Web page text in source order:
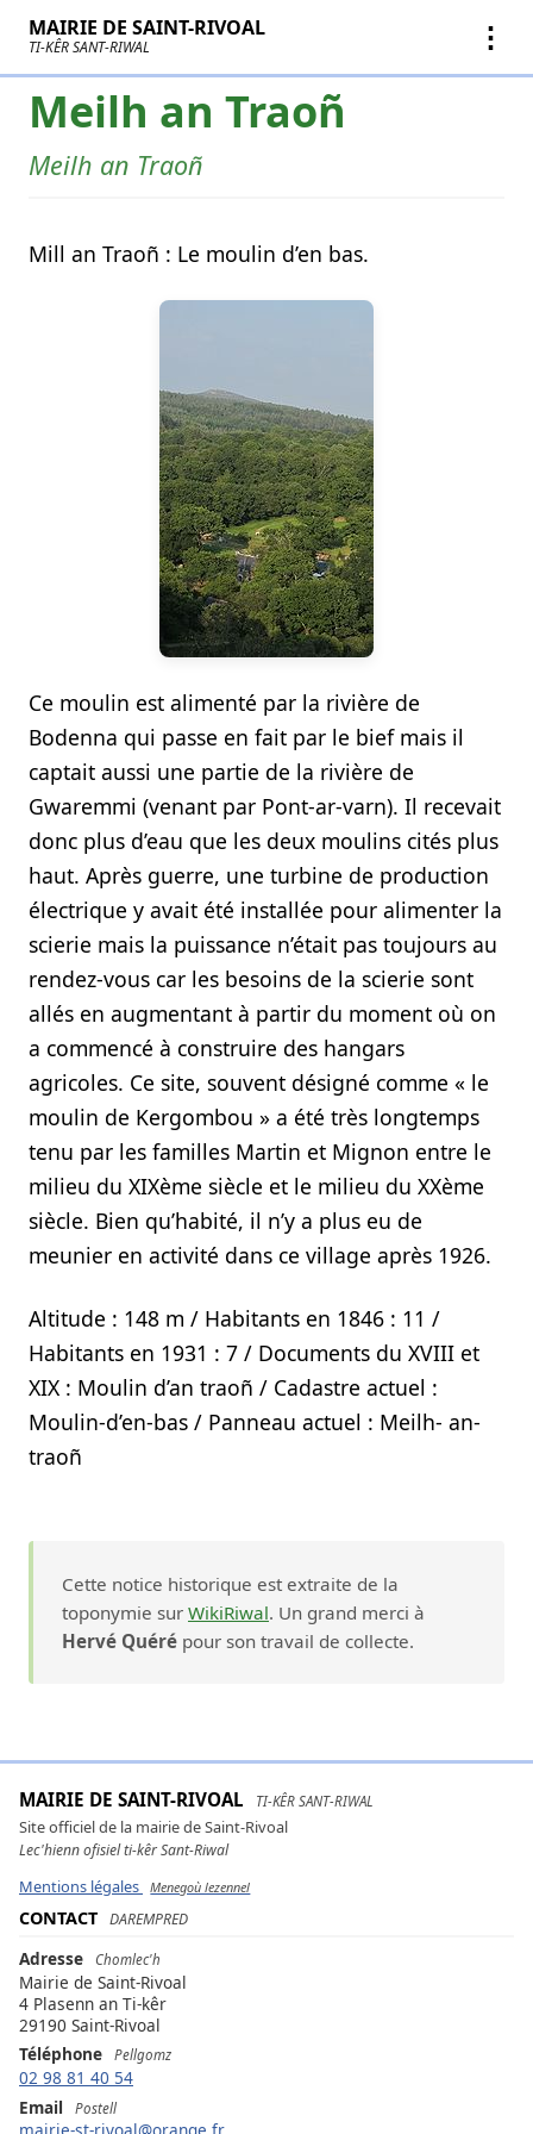
MAIRIE DE SAINT-RIVOAL
TI-KÊR SANT-RIWAL ⋮
Meilh an Traoñ
Meilh an Traoñ
Mill an Traoñ : Le moulin d’en bas.
Ce moulin est alimenté par la rivière de
Bodenna qui passe en fait par le bief mais il
captait aussi une partie de la rivière de
Gwaremmi (venant par Pont-ar-varn). Il recevait
donc plus d’eau que les deux moulins cités plus
haut. Après guerre, une turbine de production
électrique y avait été installée pour alimenter la
scierie mais la puissance n’était pas toujours au
rendez-vous car les besoins de la scierie sont
allés en augmentant à partir du moment où on
a commencé à construire des hangars
agricoles. Ce site, souvent désigné comme « le
moulin de Kergombou » a été très longtemps
tenu par les familles Martin et Mignon entre le
milieu du XIXème siècle et le milieu du XXème
siècle. Bien qu’habité, il n’y a plus eu de
meunier en activité dans ce village après 1926.
Altitude : 148 m / Habitants en 1846 : 11 /
Habitants en 1931 : 7 / Documents du XVIII et
XIX : Moulin d’an traoñ / Cadastre actuel :
Moulin-d’en-bas / Panneau actuel : Meilh- an-
traoñ
Cette notice historique est extraite de la
toponymie sur WikiRiwal. Un grand merci à
Hervé Quéré pour son travail de collecte.
MAIRIE DE SAINT-RIVOAL TI-KÊR SANT-RIWAL
Site officiel de la mairie de Saint-Rivoal
Lec'hienn ofisiel ti-kêr Sant-Riwal
Mentions légales Menegoù lezennel
CONTACT DAREMPRED
Adresse Chomlec'h
Mairie de Saint-Rivoal
4 Plasenn an Ti-kêr
29190 Saint-Rivoal
Téléphone
Pellgomz
02 98 81 40 54
Email
Postell